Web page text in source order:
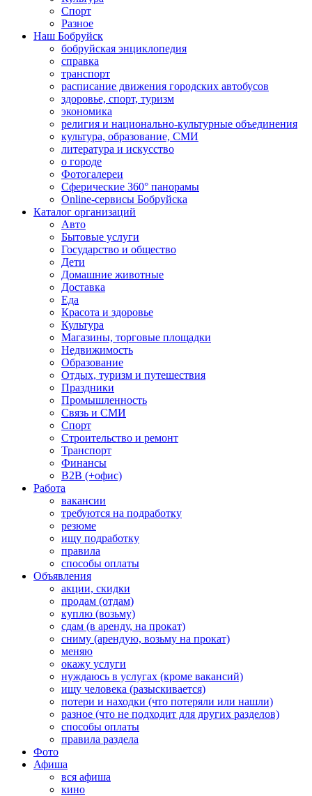
Спорт
Разное
Наш Бобруйск
бобруйская энциклопедия
справка
транспорт
расписание движения городских автобусов
здоровье, спорт, туризм
экономика
религия и национально-культурные объединения
культура, образование, СМИ
литература и искусство
о городе
Фотогалереи
Сферические 360° панорамы
Online-сервисы Бобруйска
Каталог организаций
Авто
Бытовые услуги
Государство и общество
Дети
Домашние животные
Доставка
Еда
Красота и здоровье
Культура
Магазины, торговые площадки
Недвижимость
Образование
Отдых, туризм и путешествия
Праздники
Промышленность
Связь и СМИ
Спорт
Строительство и ремонт
Транспорт
Финансы
B2B (+офис)
Работа
вакансии
требуются на подработку
резюме
ищу подработку
правила
способы оплаты
Объявления
акции, скидки
продам (отдам)
куплю (возьму)
сдам (в аренду, на прокат)
сниму (арендую, возьму на прокат)
меняю
окажу услуги
нуждаюсь в услугах (кроме вакансий)
ищу человека (разыскивается)
потери и находки (что потеряли или нашли)
разное (что не подходит для других разделов)
способы оплаты
правила раздела
Фото
Афиша
вся афиша
кино